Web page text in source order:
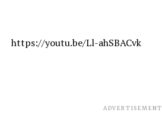
https://youtu.be/Ll-ahSBACvk
ADVERTISEMENT